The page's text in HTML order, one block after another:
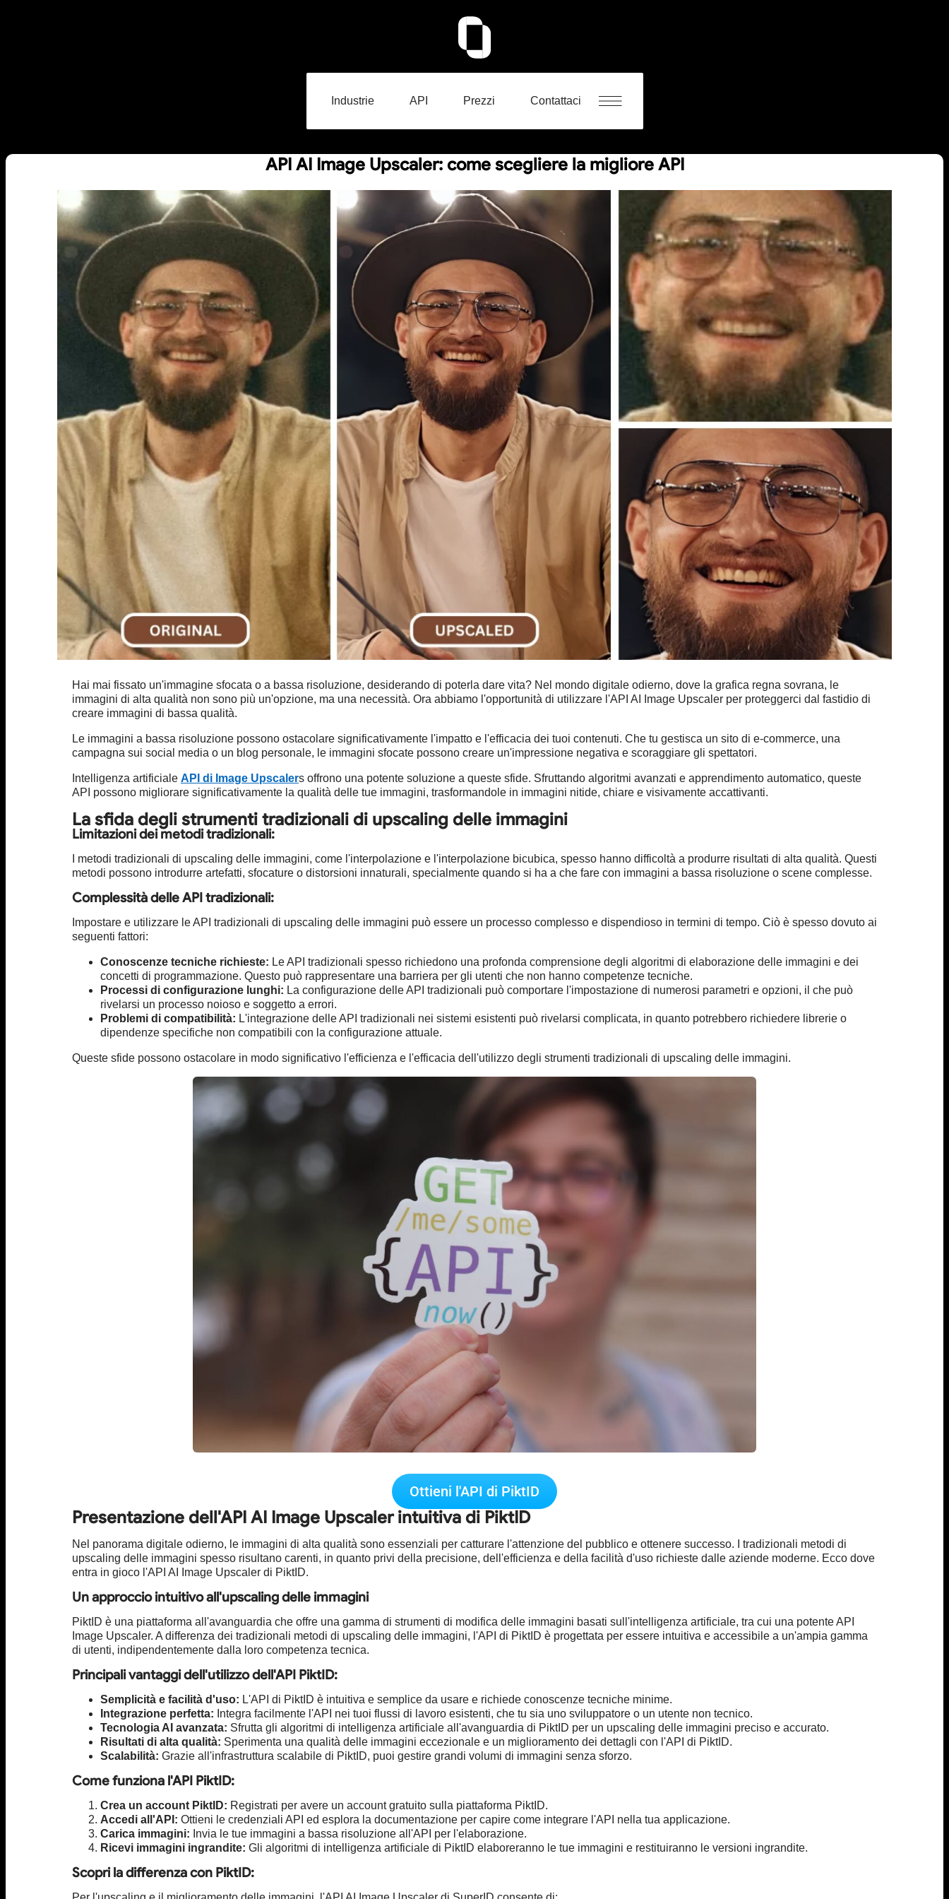
Industrie API Prezzi Contattaci
API AI Image Upscaler: come scegliere la migliore API
Hai mai fissato un'immagine sfocata o a bassa risoluzione, desiderando di poterla dare vita? Nel mondo digitale odierno, dove la grafica regna sovrana, le
immagini di alta qualità non sono più un'opzione, ma una necessità. Ora abbiamo l'opportunità di utilizzare l'API AI Image Upscaler per proteggerci dal fastidio di
creare immagini di bassa qualità.
Le immagini a bassa risoluzione possono ostacolare significativamente l'impatto e l'efficacia dei tuoi contenuti. Che tu gestisca un sito di e-commerce, una
campagna sui social media o un blog personale, le immagini sfocate possono creare un'impressione negativa e scoraggiare gli spettatori.
Intelligenza artificiale API di Image Upscalers offrono una potente soluzione a queste sfide. Sfruttando algoritmi avanzati e apprendimento automatico, queste
API possono migliorare significativamente la qualità delle tue immagini, trasformandole in immagini nitide, chiare e visivamente accattivanti.
La sfida degli strumenti tradizionali di upscaling delle immagini
Limitazioni dei metodi tradizionali:
I metodi tradizionali di upscaling delle immagini, come l'interpolazione e l'interpolazione bicubica, spesso hanno difficoltà a produrre risultati di alta qualità. Questi
metodi possono introdurre artefatti, sfocature o distorsioni innaturali, specialmente quando si ha a che fare con immagini a bassa risoluzione o scene complesse.
Complessità delle API tradizionali:
Impostare e utilizzare le API tradizionali di upscaling delle immagini può essere un processo complesso e dispendioso in termini di tempo. Ciò è spesso dovuto ai
seguenti fattori:
Conoscenze tecniche richieste: Le API tradizionali spesso richiedono una profonda comprensione degli algoritmi di elaborazione delle immagini e dei
concetti di programmazione. Questo può rappresentare una barriera per gli utenti che non hanno competenze tecniche.
Processi di configurazione lunghi: La configurazione delle API tradizionali può comportare l'impostazione di numerosi parametri e opzioni, il che può
rivelarsi un processo noioso e soggetto a errori.
Problemi di compatibilità: L'integrazione delle API tradizionali nei sistemi esistenti può rivelarsi complicata, in quanto potrebbero richiedere librerie o
dipendenze specifiche non compatibili con la configurazione attuale.
Queste sfide possono ostacolare in modo significativo l'efficienza e l'efficacia dell'utilizzo degli strumenti tradizionali di upscaling delle immagini.
Ottieni l'API di PiktID
Presentazione dell'API AI Image Upscaler intuitiva di PiktID
Nel panorama digitale odierno, le immagini di alta qualità sono essenziali per catturare l'attenzione del pubblico e ottenere successo. I tradizionali metodi di
upscaling delle immagini spesso risultano carenti, in quanto privi della precisione, dell'efficienza e della facilità d'uso richieste dalle aziende moderne. Ecco dove
entra in gioco l'API AI Image Upscaler di PiktID.
Un approccio intuitivo all'upscaling delle immagini
PiktID è una piattaforma all'avanguardia che offre una gamma di strumenti di modifica delle immagini basati sull'intelligenza artificiale, tra cui una potente API
Image Upscaler. A differenza dei tradizionali metodi di upscaling delle immagini, l'API di PiktID è progettata per essere intuitiva e accessibile a un'ampia gamma
di utenti, indipendentemente dalla loro competenza tecnica.
Principali vantaggi dell'utilizzo dell'API PiktID:
Semplicità e facilità d'uso: L'API di PiktID è intuitiva e semplice da usare e richiede conoscenze tecniche minime.
Integrazione perfetta: Integra facilmente l'API nei tuoi flussi di lavoro esistenti, che tu sia uno sviluppatore o un utente non tecnico.
Tecnologia AI avanzata: Sfrutta gli algoritmi di intelligenza artificiale all'avanguardia di PiktID per un upscaling delle immagini preciso e accurato.
Risultati di alta qualità: Sperimenta una qualità delle immagini eccezionale e un miglioramento dei dettagli con l'API di PiktID.
Scalabilità: Grazie all'infrastruttura scalabile di PiktID, puoi gestire grandi volumi di immagini senza sforzo.
Come funziona l'API PiktID:
Crea un account PiktID: Registrati per avere un account gratuito sulla piattaforma PiktID.
Accedi all'API: Ottieni le credenziali API ed esplora la documentazione per capire come integrare l'API nella tua applicazione.
Carica immagini: Invia le tue immagini a bassa risoluzione all'API per l'elaborazione.
Ricevi immagini ingrandite: Gli algoritmi di intelligenza artificiale di PiktID elaboreranno le tue immagini e restituiranno le versioni ingrandite.
Scopri la differenza con PiktID: